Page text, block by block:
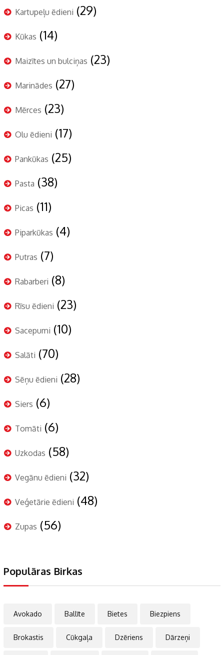
Kartupeļu ēdieni (29)
Kūkas (14)
Maizītes un bulciņas (23)
Marinādes (27)
Mērces (23)
Olu ēdieni (17)
Pankūkas (25)
Pasta (38)
Picas (11)
Piparkūkas (4)
Putras (7)
Rabarberi (8)
Rīsu ēdieni (23)
Sacepumi (10)
Salāti (70)
Sēņu ēdieni (28)
Siers (6)
Tomāti (6)
Uzkodas (58)
Vegānu ēdieni (32)
Veģetārie ēdieni (48)
Zupas (56)
Populāras Birkas
Avokado Ballīte Bietes Biezpiens
Brokastis Cūkgaļa Dzēriens Dārzeņi